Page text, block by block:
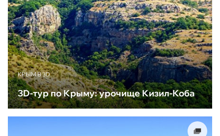
КРЫМ В 3D
3D-тур по Крыму: урочище Кизил-Коба